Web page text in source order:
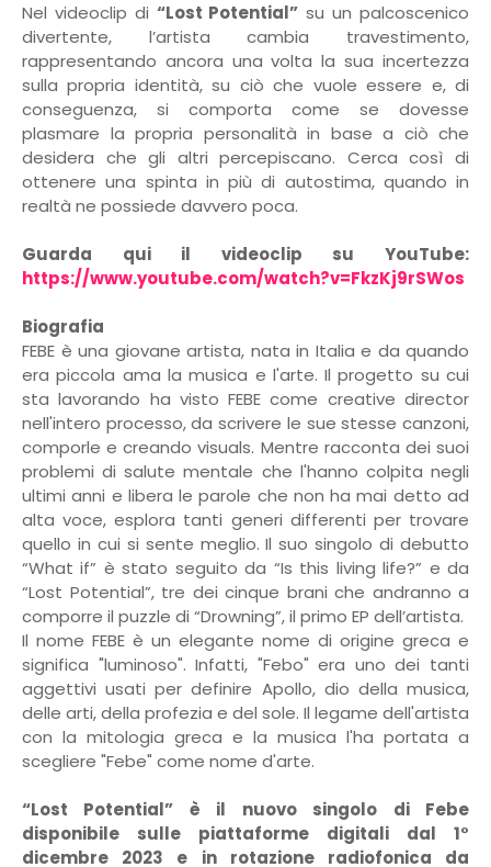
Nel videoclip di “Lost Potential” su un palcoscenico
divertente, l’artista cambia travestimento,
rappresentando ancora una volta la sua incertezza
sulla propria identità, su ciò che vuole essere e, di
conseguenza, si comporta come se dovesse
plasmare la propria personalità in base a ciò che
desidera che gli altri percepiscano. Cerca così di
ottenere una spinta in più di autostima, quando in
realtà ne possiede davvero poca.
Guarda qui il videoclip su YouTube:
https://www.youtube.com/watch?v=FkzKj9rSWos
Biografia
FEBE è una giovane artista, nata in Italia e da quando
era piccola ama la musica e l'arte. Il progetto su cui
sta lavorando ha visto FEBE come creative director
nell'intero processo, da scrivere le sue stesse canzoni,
comporle e creando visuals. Mentre racconta dei suoi
problemi di salute mentale che l'hanno colpita negli
ultimi anni e libera le parole che non ha mai detto ad
alta voce, esplora tanti generi differenti per trovare
quello in cui si sente meglio. Il suo singolo di debutto
“What if” è stato seguito da “Is this living life?” e da
“Lost Potential”, tre dei cinque brani che andranno a
comporre il puzzle di “Drowning”, il primo EP dell’artista.
Il nome FEBE è un elegante nome di origine greca e
significa "luminoso". Infatti, "Febo" era uno dei tanti
aggettivi usati per definire Apollo, dio della musica,
delle arti, della profezia e del sole. Il legame dell'artista
con la mitologia greca e la musica l'ha portata a
scegliere "Febe" come nome d'arte.
“Lost Potential” è il nuovo singolo di Febe
disponibile sulle piattaforme digitali dal 1°
dicembre 2023 e in rotazione radiofonica da